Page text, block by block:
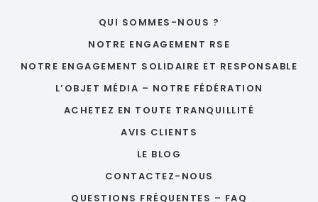
QUI SOMMES-NOUS ?
NOTRE ENGAGEMENT RSE
NOTRE ENGAGEMENT SOLIDAIRE ET RESPONSABLE
L’OBJET MÉDIA – NOTRE FÉDÉRATION
ACHETEZ EN TOUTE TRANQUILLITÉ
AVIS CLIENTS
LE BLOG
CONTACTEZ-NOUS
QUESTIONS FRÉQUENTES – FAQ